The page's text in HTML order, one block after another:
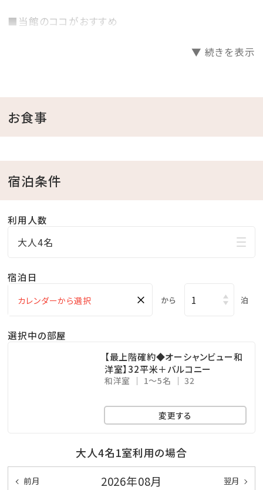
■当館のココがおすすめ
□沖縄と言えば海！ホテル目の前がプライベートビーチ
チェックイン後、お部屋で水着に着替えてビーチへ直
行！
ここからも海の眺めを楽しめます！
※遊泳期間…４月～１０月末迄
□無料の展望大浴場
マリンスポーツやレジャーで 疲れた身体をのんびり
ここからも美しい海を眺めることができます！
※ご利用時間…06：00～10：00／15：00～24：00
●那覇空港まで、車で約1.5時間
●一度は行ってみたい!美ら海水族館まで、車で約50分
●モンドセレクション受賞作品多数!御菓子御殿「恩納
●ブセナリゾートの海中展望塔まで、車で約15分
▼ 続きを表示
お食事
宿泊条件
利用人数
大人4名
宿泊日
× から 泊
選択中の部屋
【最上階確約◆オーシャンビュー和
洋室】32平米＋バルコニー
和洋室 1～5名 32
変更する
大人4名1室利用の場合
前月 2026年08月 翌月